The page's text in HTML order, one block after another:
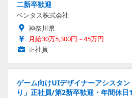
二新卒歓迎
ベンタス株式会社
神奈川県
月給30万5,300円～45万円
正社員
ゲーム向けUIデザイナーアシスタ
り」正社員/第2新卒歓迎・年間休日